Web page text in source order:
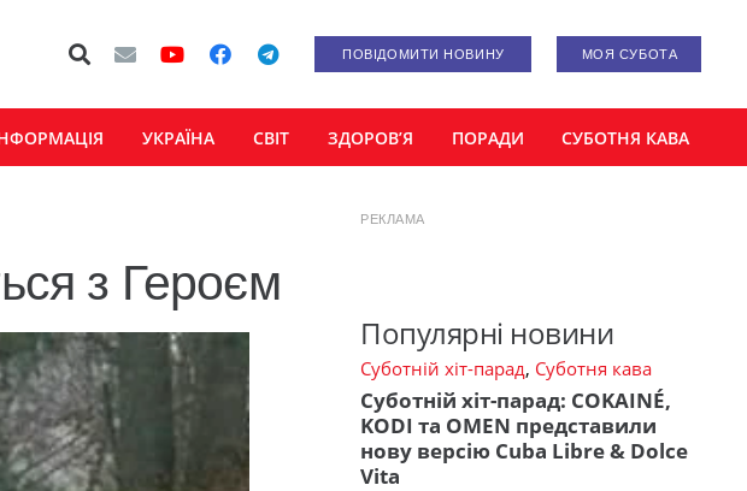
ПОВІДОМИТИ НОВИНУ МОЯ СУБОТА
УКРАЇНА СВІТ ЗДОРОВ’Я ПОРАДИ СУБОТНЯ КАВА
з Героєм
РЕКЛАМА
Популярні новини
Суботній хіт-парад, Суботня кава
Суботній хіт-парад: COKAINÉ,
KODI та OMEN представили
нову версію Cuba Libre & Dolce
Vita